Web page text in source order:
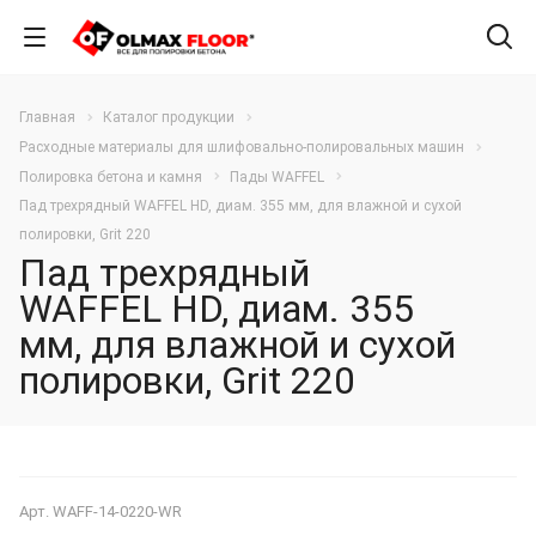
Главная
Каталог продукции
Расходные материалы для шлифовально-полировальных машин
Полировка бетона и камня
Пады WAFFEL
Пад трехрядный WAFFEL HD, диам. 355 мм, для влажной и сухой
полировки, Grit 220
Пад трехрядный
WAFFEL HD, диам. 355
мм, для влажной и сухой
полировки, Grit 220
Арт. WAFF-14-0220-WR